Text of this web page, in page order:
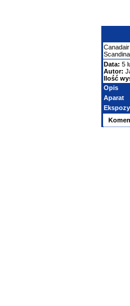
Canadair
Data: 5
Autor:
Ilość
Opis
Aparat